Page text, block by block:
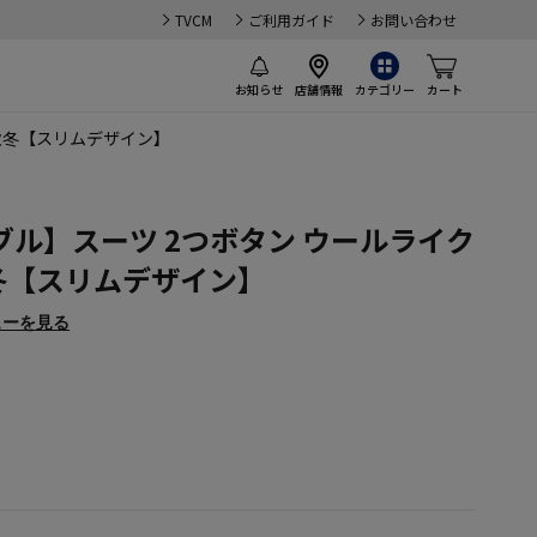
TVCM ご利用ガイド お問い合わせ
お知らせ 店舗情報 カテゴリー カート
【スリムデザイン】
】スーツ 2つボタン ウールライク
スリムデザイン】
を見る